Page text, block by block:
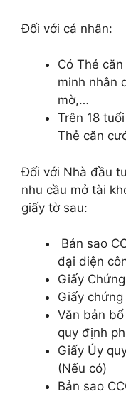
Đối với cá nhân:
Có Thẻ
minh nhân
mờ,…
Trên 18
Thẻ căn
Đối với Nhà đầu
nhu cầu mở tài
giấy tờ sau:
Bản sao
đại diện
Giấy
Giấy
Văn bản
quy định
Giấy Ủy
(Nếu có)
Bản sao